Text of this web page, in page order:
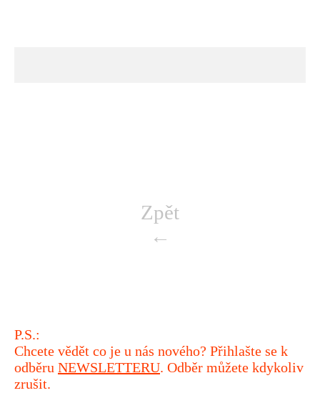
Zpět
←
P.S.:
Chcete vědět co je u nás nového? Přihlašte se k
odběru NEWSLETTERU. Odběr můžete kdykoliv
zrušit.